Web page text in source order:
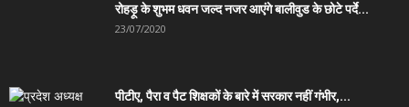
रोहड़ू के शुभम धवन जल्द नजर आएंगे बालीवुड के छोटे पर्दे...
23/07/2020
पीटीए, पैरा व पैट शिक्षकों के बारे में सरकार नहीं गंभीर,...